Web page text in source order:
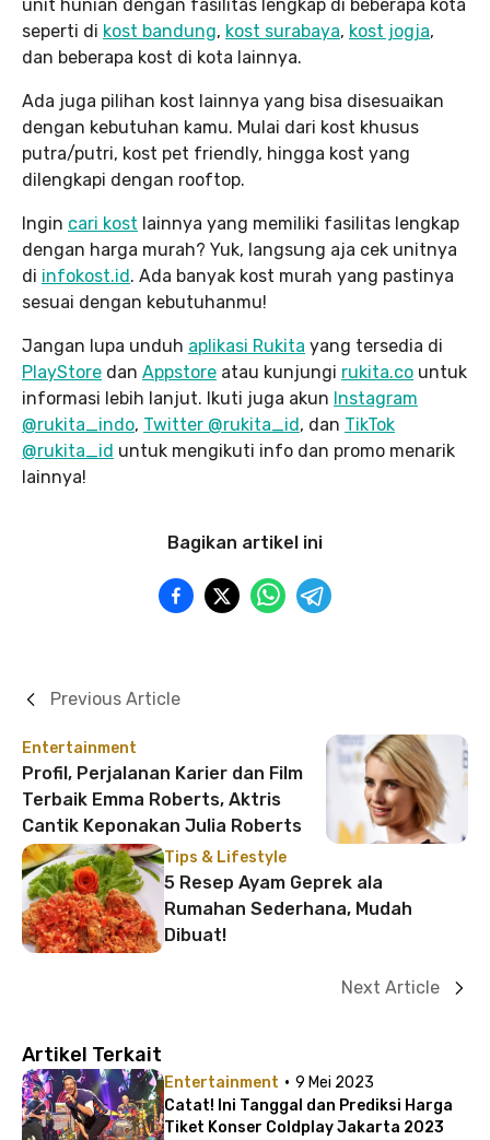
unit hunian dengan fasilitas lengkap di beberapa kota
seperti di kost bandung, kost surabaya, kost jogja,
dan beberapa kost di kota lainnya.
Ada juga pilihan kost lainnya yang bisa disesuaikan
dengan kebutuhan kamu. Mulai dari kost khusus
putra/putri, kost pet friendly, hingga kost yang
dilengkapi dengan rooftop.
Ingin cari kost lainnya yang memiliki fasilitas lengkap
dengan harga murah? Yuk, langsung aja cek unitnya
di infokost.id. Ada banyak kost murah yang pastinya
sesuai dengan kebutuhanmu!
Jangan lupa unduh aplikasi Rukita yang tersedia di
PlayStore dan Appstore atau kunjungi rukita.co untuk
informasi lebih lanjut. Ikuti juga akun Instagram
@rukita_indo, Twitter @rukita_id, dan TikTok
@rukita_id untuk mengikuti info dan promo menarik
lainnya!
Bagikan artikel ini
Entertainment
Profil, Perjalanan Karier dan Film
Terbaik Emma Roberts, Aktris
Cantik Keponakan Julia Roberts
Previous Article
Tips & Lifestyle
5 Resep Ayam Geprek ala
Rumahan Sederhana, Mudah
Dibuat!
Next Article
Artikel Terkait
Entertainment · 9 Mei 2023
Catat! Ini Tanggal dan Prediksi Harga
Tiket Konser Coldplay Jakarta 2023